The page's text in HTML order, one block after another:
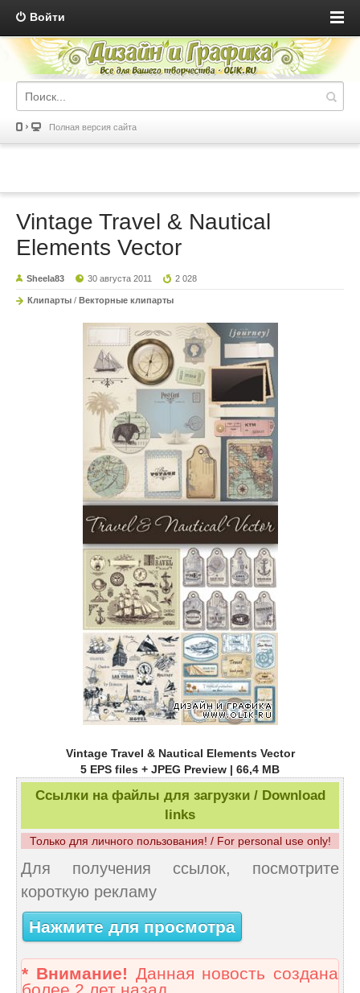
Войти
Полная версия сайта
Vintage Travel & Nautical
Elements Vector
Sheela83 30 августа 2011 2 028
Клипарты / Векторные клипарты
Vintage Travel & Nautical Elements Vector
5 EPS files + JPEG Preview | 66,4 MB
Ссылки на файлы для загрузки / Download
links
Только для личного пользования! / For personal use only!
Для получения ссылок, посмотрите
короткую рекламу
Нажмите для просмотра
* Внимание! Данная новость создана